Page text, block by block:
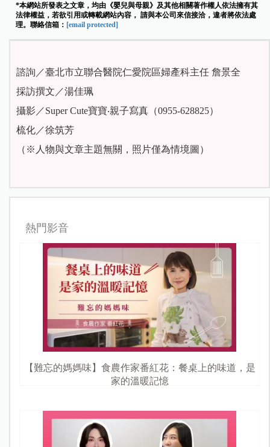
*本網站所發表之文章，均由《嬰兒與母親》及其他相關著作權人依法擁有其
法律權益，若欲引用或轉載網站內容， 請與本公司來信接洽，違者將依法處
理。聯絡信箱： [email protected]
諮詢／臺北市立聯合醫院仁愛院區婦產科主任 詹景全
採訪撰文／湯佳珮
攝影／Super Cute寶寶‧親子寫真（0955-628825）
梳化／徐筑芳
（※人物與文章主題無關，照片僅為情境圖）
熱門影音
【難忘的媽媽味】食農作家番紅花：餐桌上的味道，是
家的溫暖記憶